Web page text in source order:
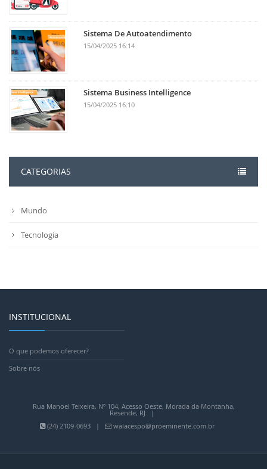
Sistema De Autoatendimento
15/04/2025 16:14
Sistema Business Intelligence
15/04/2025 16:10
CATEGORIAS
Mundo
Tecnologia
INSTITUCIONAL
O que podemos oferecer?
Sobre nós
Rua Manoel Teixeira, Nº 104, Acesso Oeste, Morada da Montanha,
Resende, RJ |
(24) 2109-0693 |
walacespo@proeminente.com.br